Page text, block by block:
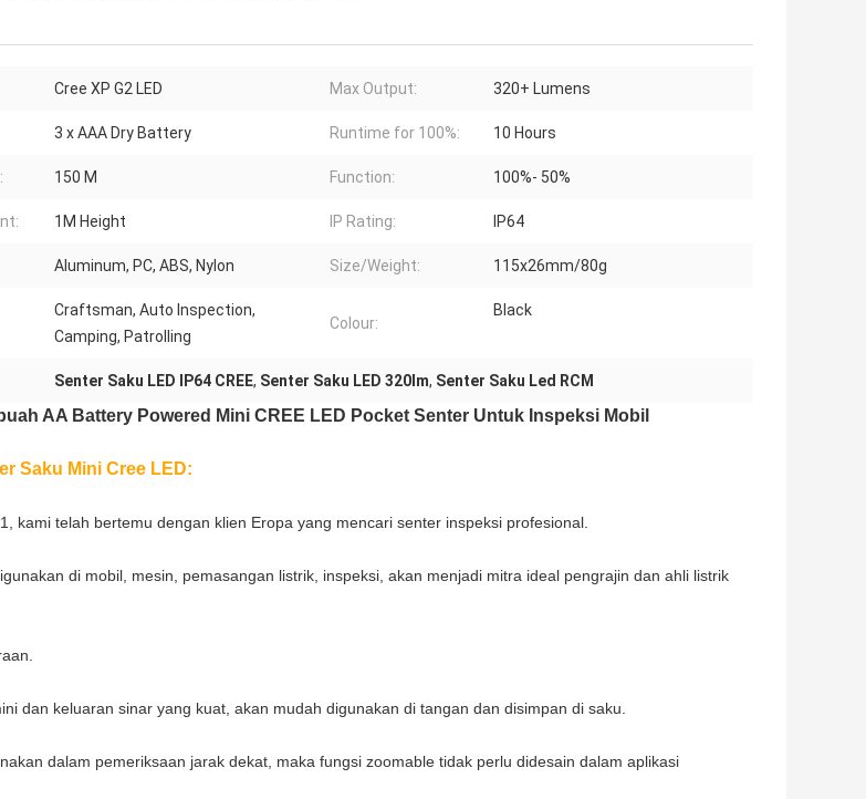
Cree XP G2 LED Max Output: 320+ Lumens
3 x AAA Dry Battery Runtime for 100%: 10 Hours
150 M Function: 100%- 50%
1M Height IP Rating: IP64
Aluminum, PC, ABS, Nylon Size/Weight: 115x26mm/80g
Craftsman, Auto Inspection,
Camping, Patrolling
Colour:
Black
Senter Saku LED IP64 CREE, Senter Saku LED 320lm, Senter Saku Led RCM
AA Battery Powered Mini CREE LED Pocket Senter Untuk Inspeksi Mobil
Saku Mini Cree LED:
kami telah bertemu dengan klien Eropa yang mencari senter inspeksi profesional.
di mobil, mesin, pemasangan listrik, inspeksi, akan menjadi mitra ideal pengrajin dan ahli listrik
dan keluaran sinar yang kuat, akan mudah digunakan di tangan dan disimpan di saku.
dalam pemeriksaan jarak dekat, maka fungsi zoomable tidak perlu didesain dalam aplikasi